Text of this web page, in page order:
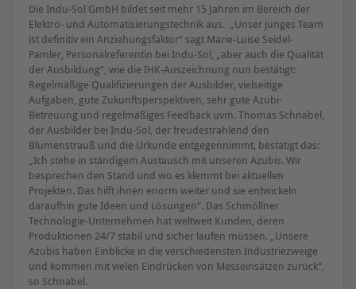
Die Indu-Sol GmbH bildet seit mehr 15 Jahren im Bereich der
Elektro- und Automatisierungstechnik aus. „Unser junges Team
ist definitiv ein Anziehungsfaktor“ sagt Marie-Luise Seidel-
Pamler, Personalreferentin bei Indu-Sol, „aber auch die Qualität
der Ausbildung“, wie die IHK-Auszeichnung nun bestätigt:
Regelmäßige Qualifizierungen der Ausbilder, vielseitige
Aufgaben, gute Zukunftsperspektiven, sehr gute Azubi-
Betreuung und regelmäßiges Feedback uvm. Thomas Schnabel,
der Ausbilder bei Indu-Sol, der freudestrahlend den
Blumenstrauß und die Urkunde entgegennimmt, bestätigt das:
„Ich stehe in ständigem Austausch mit unseren Azubis. Wir
besprechen den Stand und wo es klemmt bei aktuellen
Projekten. Das hilft ihnen enorm weiter und sie entwickeln
daraufhin gute Ideen und Lösungen“. Das Schmöllner
Technologie-Unternehmen hat weltweit Kunden, deren
Produktionen 24/7 stabil und sicher laufen müssen. „Unsere
Azubis haben Einblicke in die verschiedensten Industriezweige
und kommen mit vielen Eindrücken von Messeinsätzen zurück“,
so Schnabel.